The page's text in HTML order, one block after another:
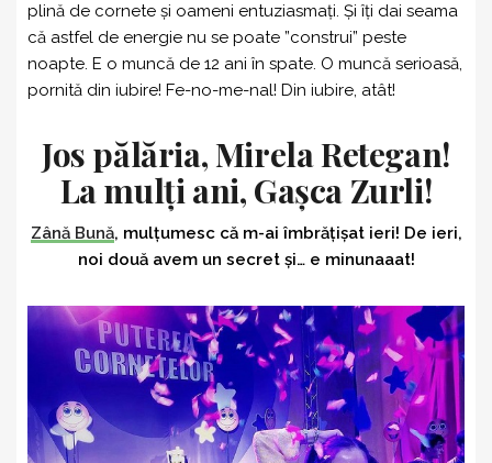
plină de cornete și oameni entuziasmați. Și îți dai seama
că astfel de energie nu se poate ”construi” peste
noapte. E o muncă de 12 ani în spate. O muncă serioasă,
pornită din iubire! Fe-no-me-nal! Din iubire, atât!
Jos pălăria, Mirela Retegan!
La mulți ani, Gașca Zurli!
Zână Bună, mulțumesc că m-ai îmbrățișat ieri! De ieri,
noi două avem un secret și… e minunaaat!